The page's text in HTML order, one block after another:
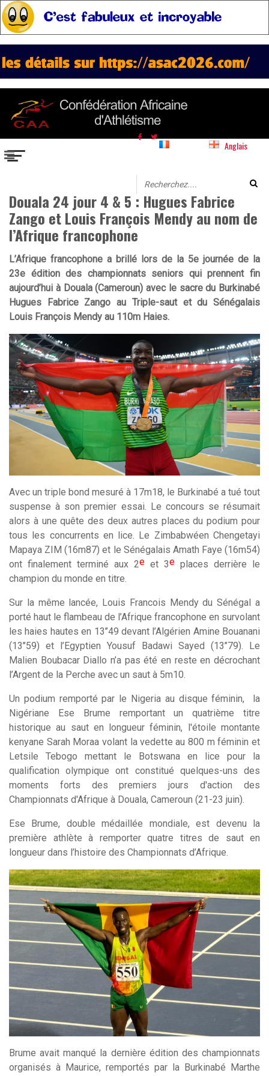
Anglais
Douala 24 jour 4 & 5 : Hugues Fabrice
Zango et Louis François Mendy au nom de
l’Afrique francophone
L’Afrique francophone a brillé lors de la 5e journée de la
23e édition des championnats seniors qui prennent fin
aujourd’hui à Douala (Cameroun) avec le sacre du Burkinabé
Hugues Fabrice Zango au Triple-saut et du Sénégalais
Louis François Mendy au 110m Haies.
Avec un triple bond mesuré à 17m18, le Burkinabé a tué tout
suspense à son premier essai. Le concours se résumait
alors à une quête des deux autres places du podium pour
tous les concurrents en lice. Le Zimbabwéen Chengetayi
Mapaya ZIM (16m87) et le Sénégalais Amath Faye (16m54)
ont finalement terminé aux 2e et 3e places derrière le
champion du monde en titre.
Sur la même lancée, Louis Francois Mendy du Sénégal a
porté haut le flambeau de l’Afrique francophone en survolant
les haies hautes en 13’’49 devant l’Algérien Amine Bouanani
(13’’59) et l’Egyptien Yousuf Badawi Sayed (13’’79). Le
Malien Boubacar Diallo n’a pas été en reste en décrochant
l’Argent de la Perche avec un saut à 5m10.
Un podium remporté par le Nigeria au disque féminin, la
Nigériane Ese Brume remportant un quatrième titre
historique au saut en longueur féminin, l'étoile montante
kenyane Sarah Moraa volant la vedette au 800 m féminin et
Letsile Tebogo mettant le Botswana en lice pour la
qualification olympique ont constitué quelques-uns des
moments forts des premiers jours d'action des
Championnats d'Afrique à Douala, Cameroun (21-23 juin).
Ese Brume, double médaillée mondiale, est devenu la
première athlète à remporter quatre titres de saut en
longueur dans l’histoire des Championnats d’Afrique.
Brume avait manqué la dernière édition des championnats
organisés à Maurice, remportés par la Burkinabé Marthe